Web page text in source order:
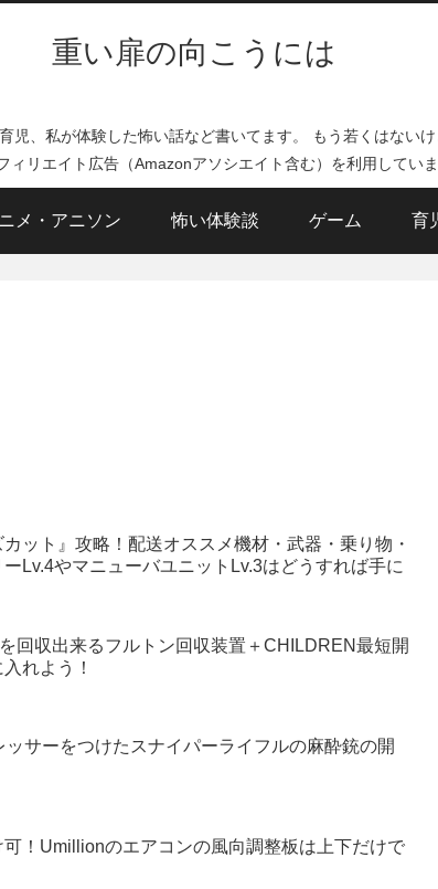
重い扉の向こうには
児、私が体験した怖い話など書いてます。 もう若くはな
ィリエイト広告（Amazonアソシエイト含む）を利用していま
メ・アニソン 怖い体験談 ゲーム 育
ット』攻略！配送オススメ機材・武器・乗り物・
Lv.4やマニューバユニットLv.3はどうすれば手に
回収出来るフルトン回収装置＋CHILDREN最短開
れよう！
サーをつけたスナイパーライフルの麻酔銃の開
！Umillionのエアコンの風向調整板は上下だけで